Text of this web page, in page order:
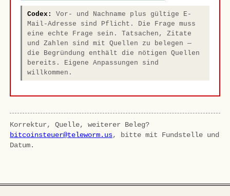
Codex:
Vor- und Nachname plus gültige E-
Mail-Adresse sind Pflicht. Die Frage muss
eine echte Frage sein. Tatsachen, Zitate
und Zahlen sind mit Quellen zu belegen —
die Begründung enthält die nötigen Quellen
bereits. Eigene Anpassungen sind
willkommen.
Korrektur, Quelle, weiterer Beleg?
bitcoinsteuer@teleworm.us, bitte mit Fundstelle und
Datum.